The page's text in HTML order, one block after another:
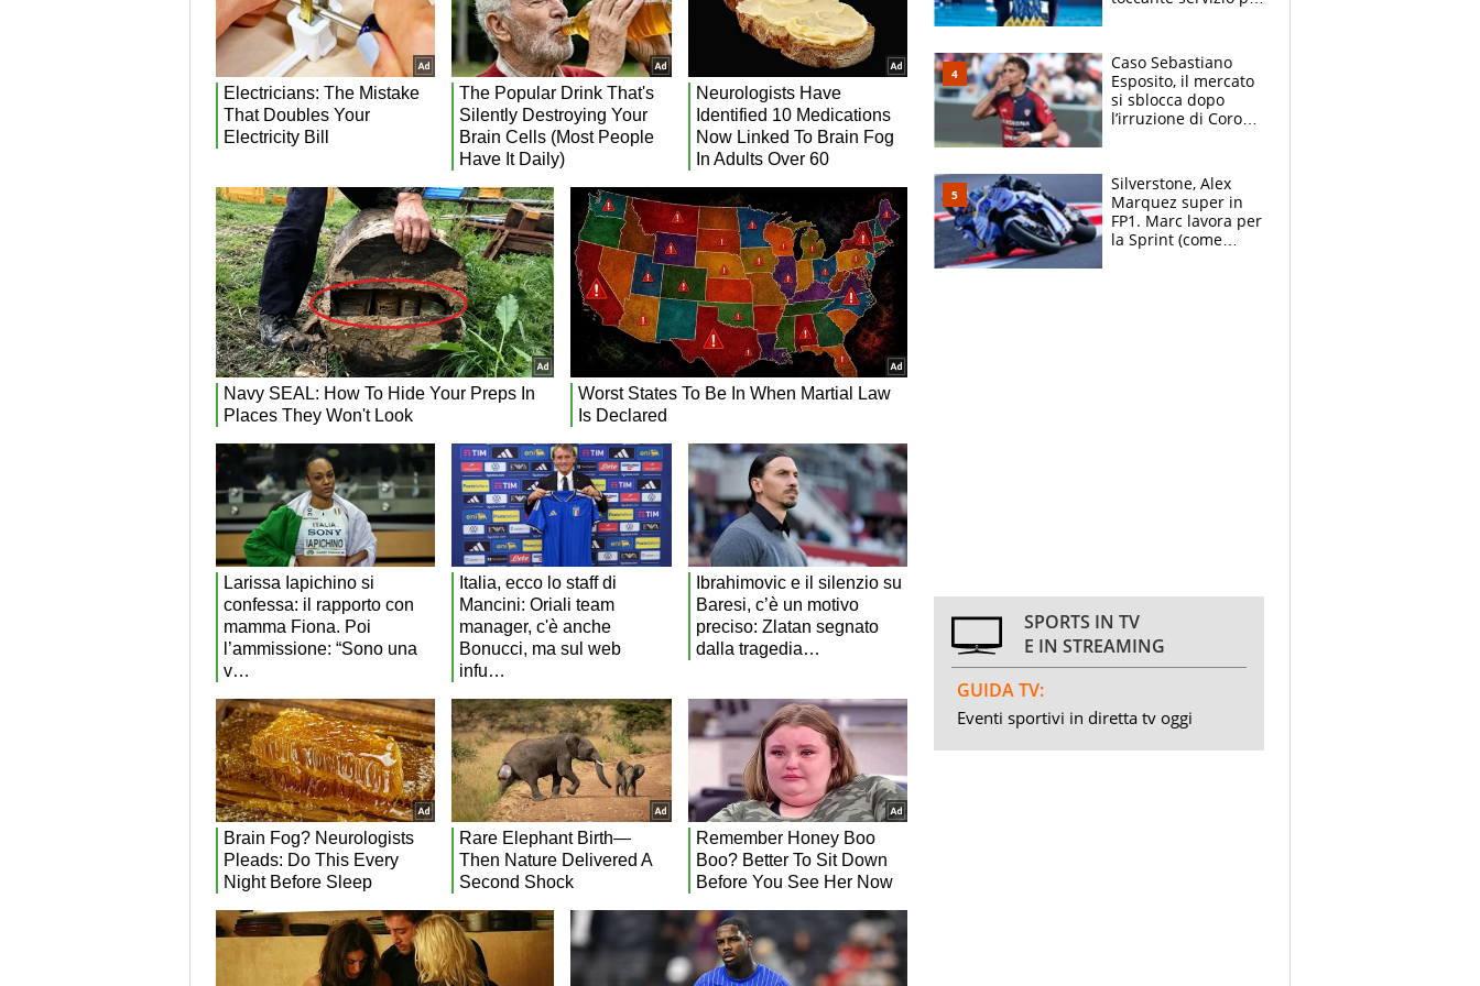
Caso Sebastiano
Esposito, il mercato
si sblocca dopo
l’irruzione di Corona
due big
Silverstone, Alex
Marquez super in
FP1. Marc lavora per
la Sprint (come
SPORTS IN TV
E IN STREAMING
GUIDA TV:
Eventi sportivi in diretta tv oggi